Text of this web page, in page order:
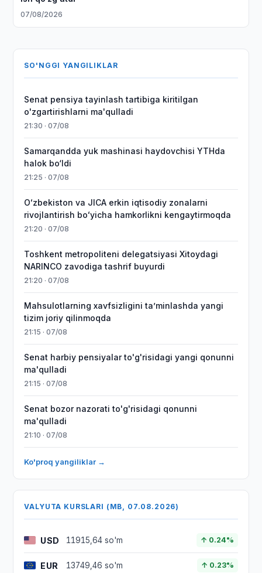
07/08/2026
SO'NGGI YANGILIKLAR
Senat pensiya tayinlash tartibiga kiritilgan
o'zgartirishlarni ma'qulladi
21:30 · 07/08
Samarqandda yuk mashinasi haydovchisi YTHda
halok bo‘ldi
21:25 · 07/08
Oʻzbekiston va JICA erkin iqtisodiy zonalarni
rivojlantirish boʻyicha hamkorlikni kengaytirmoqda
21:20 · 07/08
Toshkent metropoliteni delegatsiyasi Xitoydagi
NARINCO zavodiga tashrif buyurdi
21:20 · 07/08
Mahsulotlarning xavfsizligini taʼminlashda yangi
tizim joriy qilinmoqda
21:15 · 07/08
Senat harbiy pensiyalar to'g'risidagi yangi qonunni
ma'qulladi
21:15 · 07/08
Senat bozor nazorati to'g'risidagi qonunni
ma'qulladi
21:10 · 07/08
Ko'proq yangiliklar →
VALYUTA KURSLARI (MB, 07.08.2026)
USD 11915,64 so'm ↑ 0.24%
EUR 13749,46 so'm ↑ 0.23%